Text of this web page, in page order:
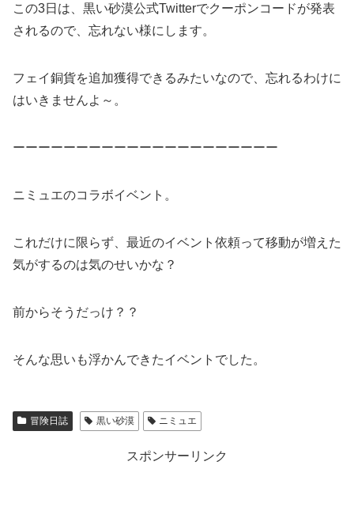
この3日は、黒い砂漠公式Twitterでクーポンコードが発表
されるので、忘れない様にします。
フェイ銅貨を追加獲得できるみたいなので、忘れるわけに
はいきませんよ～。
ーーーーーーーーーーーーーーーーーーーーー
ニミュエのコラボイベント。
これだけに限らず、最近のイベント依頼って移動が増えた
気がするのは気のせいかな？
前からそうだっけ？？
そんな思いも浮かんできたイベントでした。
冒険日誌 黒い砂漠 ニミュエ
スポンサーリンク